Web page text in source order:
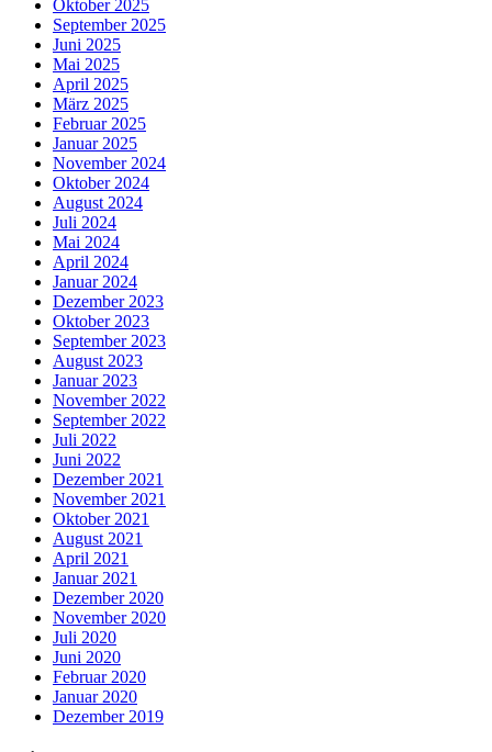
Oktober 2025
September 2025
Juni 2025
Mai 2025
April 2025
März 2025
Februar 2025
Januar 2025
November 2024
Oktober 2024
August 2024
Juli 2024
Mai 2024
April 2024
Januar 2024
Dezember 2023
Oktober 2023
September 2023
August 2023
Januar 2023
November 2022
September 2022
Juli 2022
Juni 2022
Dezember 2021
November 2021
Oktober 2021
August 2021
April 2021
Januar 2021
Dezember 2020
November 2020
Juli 2020
Juni 2020
Februar 2020
Januar 2020
Dezember 2019